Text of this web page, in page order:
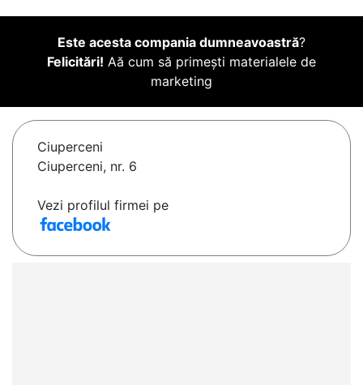
Este acesta compania dumneavoastră?
Felicitări! Aă cum să primești materialele de
marketing
Ciuperceni
Ciuperceni, nr. 6
Vezi profilul firmei pe